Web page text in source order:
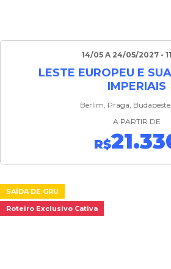
14/05 A 24/05/2027 -
LESTE EUROPEU E
IMPERIAIS
Berlim, Praga,
A PARTIR DE
R$
SAÍDA DE GRU
Roteiro Exclusivo Cativa